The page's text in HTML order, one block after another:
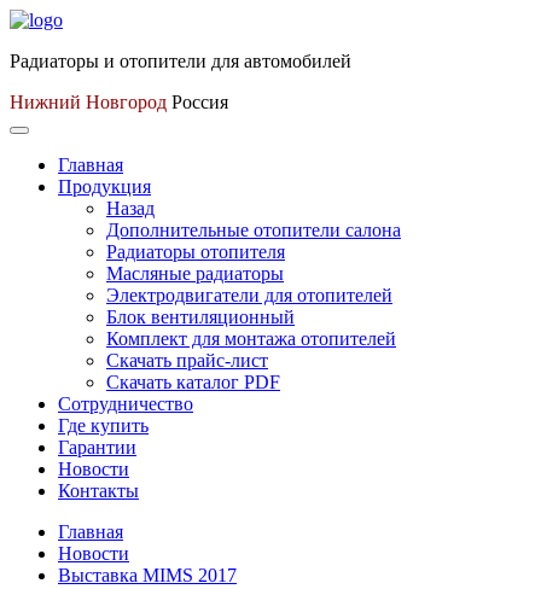
Радиаторы и отопители для автомобилей
Нижний Новгород Россия
Главная
Продукция
Назад
Дополнительные отопители салона
Радиаторы отопителя
Масляные радиаторы
Электродвигатели для отопителей
Блок вентиляционный
Комплект для монтажа отопителей
Скачать прайс-лист
Скачать каталог PDF
Сотрудничество
Где купить
Гарантии
Новости
Контакты
Главная
Новости
Выставка MIMS 2017